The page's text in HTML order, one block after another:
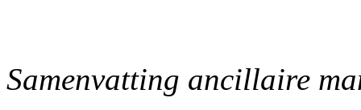
Samenvatting ancillaire